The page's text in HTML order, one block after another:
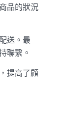
品的狀況
送。最
聯繫。
提高了顧